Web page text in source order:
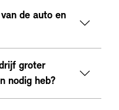
de auto en
groter
nodig heb?